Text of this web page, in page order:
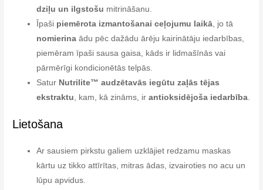
dziļu un ilgstošu mitrināšanu.
Īpaši piemērota izmantošanai ceļojumu laikā , jo tā
nomierina ādu pēc dažādu ārēju kairinātāju iedarbības,
piemēram īpaši sausa gaisa, kāds ir lidmašīnās vai
pārmērīgi kondicionētās telpās.
Satur Nutrilite™ audzētavās iegūtu zaļās tējas
ekstraktu , kam, kā zināms, irantioksidējoša iedarbība
Lietošana
Ar sausiem pirkstu galiem uzklājiet redzamu maskas
kārtu uz tikko attīrītas, mitras ādas, izvairoties no acu un
lūpu apvidus.